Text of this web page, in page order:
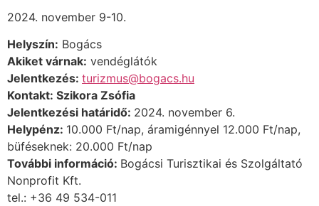
2024. november 9-10.
Helyszín: Bogács
Akiket várnak: vendéglátók
Jelentkezés: turizmus@bogacs.hu
Kontakt: Szikora Zsófia
Jelentkezési határidő: 2024. november 6.
Helypénz: 10.000 Ft/nap, áramigénnyel 12.000 Ft/nap,
büféseknek: 20.000 Ft/nap
További információ: Bogácsi Turisztikai és Szolgáltató
Nonprofit Kft.
tel.: +36 49 534-011